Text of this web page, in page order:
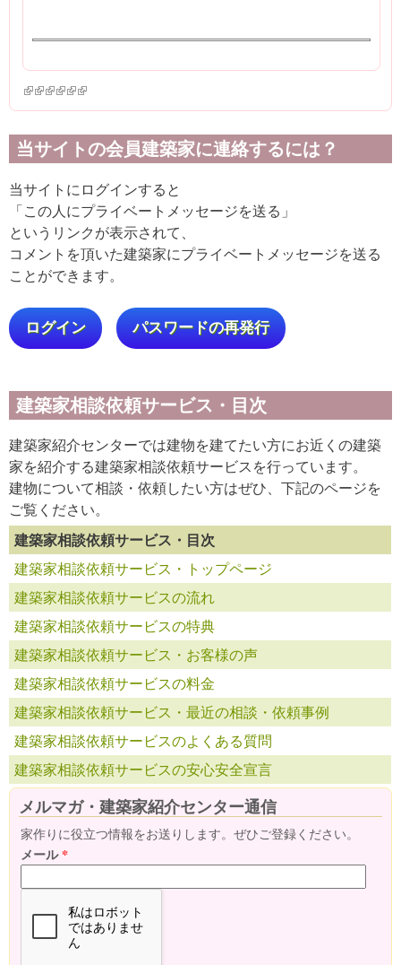
(link is external)
(link is external)
(link is external)
(link is external)
(link is external)
(link is external)
当サイトの会員建築家に連絡するには？
当サイトにログインすると
「この人にプライベートメッセージを送る」
というリンクが表示されて、
コメントを頂いた建築家にプライベートメッセージを送る
ことができます。
ログイン パスワードの再発行
建築家相談依頼サービス・目次
建築家紹介センターでは建物を建てたい方にお近くの建築
家を紹介する建築家相談依頼サービスを行っています。
建物について相談・依頼したい方はぜひ、下記のページを
ご覧ください。
建築家相談依頼サービス・目次
建築家相談依頼サービス・トップページ
建築家相談依頼サービスの流れ
建築家相談依頼サービスの特典
建築家相談依頼サービス・お客様の声
建築家相談依頼サービスの料金
建築家相談依頼サービス・最近の相談・依頼事例
建築家相談依頼サービスのよくある質問
建築家相談依頼サービスの安心安全宣言
メルマガ・建築家紹介センター通信
家作りに役立つ情報をお送りします。ぜひご登録ください。
メール*